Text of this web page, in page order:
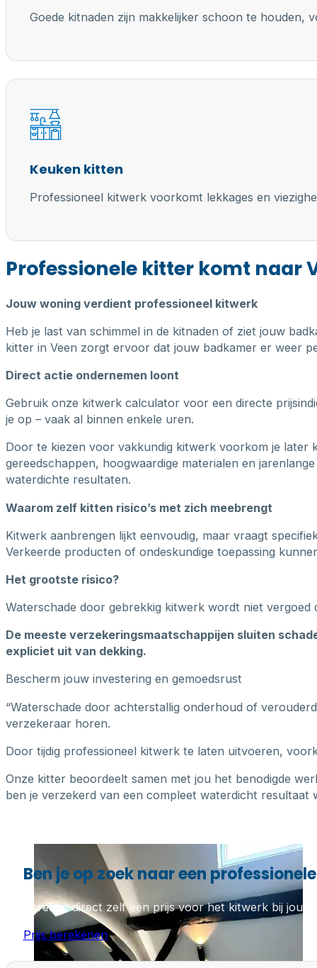
Goede kitnaden zijn makkelijker schoon te houden,
Keuken kitten
Professioneel kitwerk voorkomt lekkages en
Professionele kitter komt naar
Jouw woning verdient professioneel kitwerk
Heb je last van schimmel in de kitnaden of ziet jouw
kitter in Veen zorgt ervoor dat jouw badkamer er weer
Direct actie ondernemen loont
Gebruik onze kitwerk calculator voor een directe
je op – vaak al binnen enkele uren.
Door te kiezen voor vakkundig kitwerk voorkom je later
gereedschappen, hoogwaardige materialen en
waterdichte resultaten.
Waarom zelf kitten risico’s met zich meebrengt
Kitwerk aanbrengen lijkt eenvoudig, maar vraagt
Verkeerde producten of ondeskundige toepassing
Het grootste risico?
Waterschade door gebrekkig kitwerk wordt niet
De meeste verzekeringsmaatschappijen sluiten
expliciet uit van dekking.
Bescherm jouw investering en gemoedsrust
“Waterschade door achterstallig onderhoud of
verzekeraar horen.
Door tijdig professioneel kitwerk te laten uitvoeren,
Onze kitter beoordeelt samen met jou het benodigde
ben je verzekerd van een compleet waterdicht resultaat
Ben je op zoek naar een
Bereken direct zelf een prijs voor het kitwerk bij jou
Prijs berekenen